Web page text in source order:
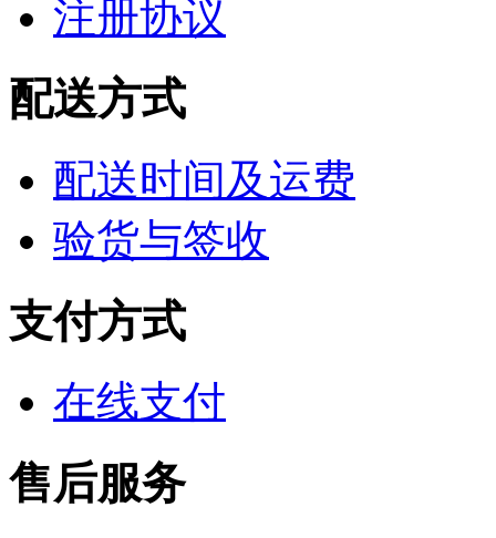
注册协议
配送方式
配送时间及运费
验货与签收
支付方式
在线支付
售后服务